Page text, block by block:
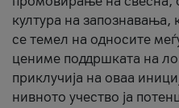
култура на запознавања,
се темел на односите
цениме поддршката на
приклучија на оваа
нивното учество ја